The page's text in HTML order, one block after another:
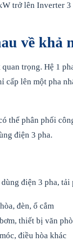
trở lên Inverter 3
về khả
trọng. Hệ 1
cấp lên một pha
thể phân phối
điện 3 pha.
điện 3 pha, tải
đèn, ổ cắm
thiết bị văn
điều hòa khác